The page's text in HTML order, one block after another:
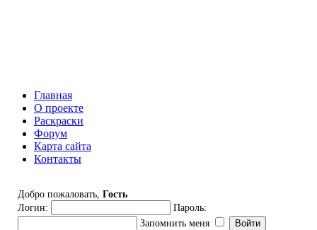
Главная
О проекте
Раскраски
Форум
Карта сайта
Контакты
Добро пожаловать, Гость
Логин:
Пароль:
Запомнить меня